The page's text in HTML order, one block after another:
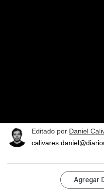
Editado por Daniel
Agregar